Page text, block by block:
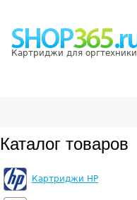
Картриджи для оргтехники
Каталог товаров
Картриджи HP